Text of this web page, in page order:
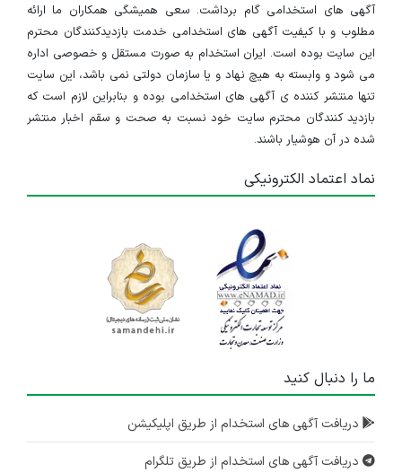
تهران
۱ سال پیش منقضی شده
استخدام کارشناس فروش
تهران
استخدام کمک حسابدار
۱ سال پیش
استخدام کارشناس بازرگانی
تهران
آگهی های استخدامی گام برداشت. سعی همیشگی همکاران ما ارائه
مطلوب و با کیفیت آگهی های استخدامی خدمت بازدیدکنندگان محترم
این سایت بوده است. ایران استخدام به صورت مستقل و خصوصی اداره
می شود و وابسته به هیچ نهاد و یا سازمان دولتی نمی باشد، این سایت
تنها منتشر کننده ی آگهی های استخدامی بوده و بنابراین لازم است که
بازدید کنندگان محترم سایت خود نسبت به صحت و سقم اخبار منتشر
شده در آن هوشیار باشند.
نماد اعتماد الکترونیکی
ما را دنبال کنید
دریافت آگهی های استخدام از طریق اپلیکیشن
دریافت آگهی های استخدام از طریق تلگرام